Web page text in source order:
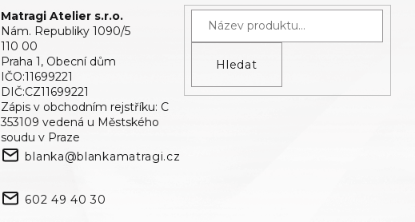
Matragi Atelier s.r.o.
Nám. Republiky 1090/5
110 00
Praha 1, Obecní dům
IČO:11699221
DIČ:CZ11699221
Zápis v obchodním rejstříku: C
353109 vedená u Městského
soudu v Praze
blanka@blankamatragi.cz
602 49 40 30
Hledat